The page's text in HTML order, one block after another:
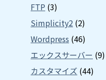
FTP (3)
Simplicity2 (2)
Wordpress (46)
エックスサーバー (9)
カスタマイズ (44)